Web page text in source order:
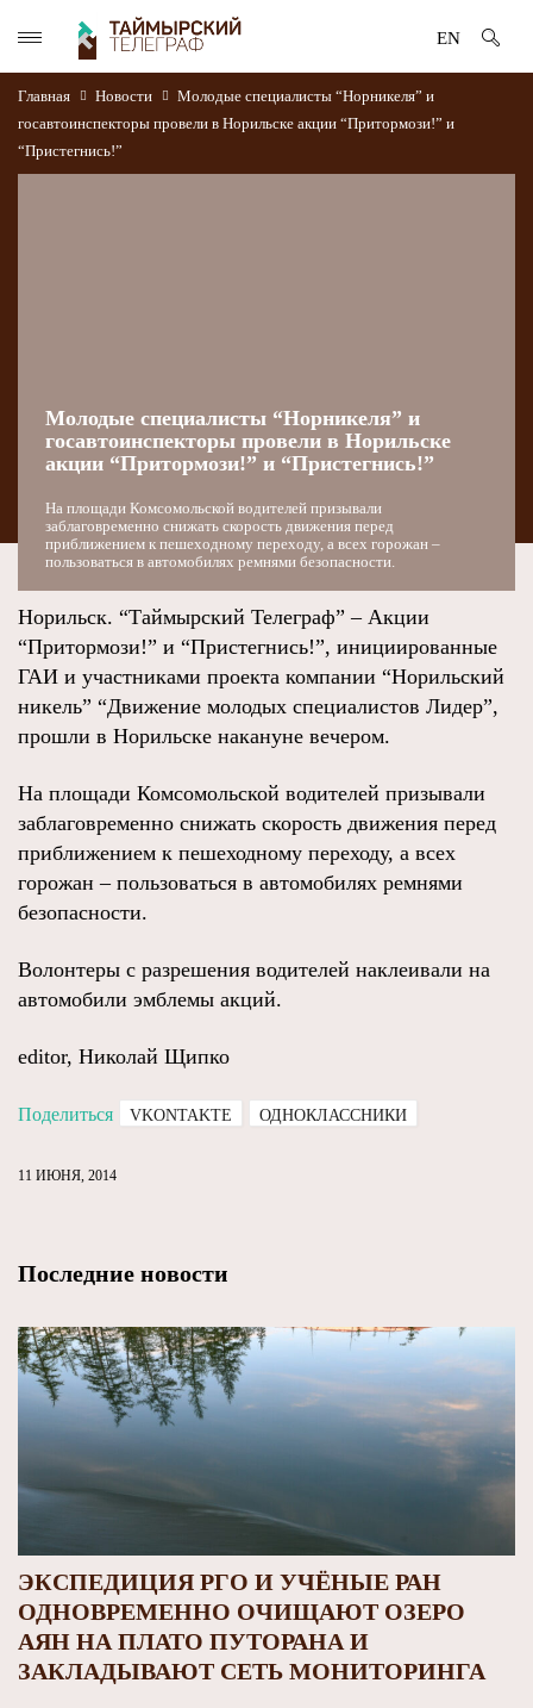
EN
Главная Новости
Молодые специалисты “Норникеля” и
госавтоинспекторы провели в Норильске акции “Притормози!” и
“Пристегнись!”
Молодые специалисты “Норникеля” и
госавтоинспекторы провели в Норильске
акции “Притормози!” и “Пристегнись!”
На площади Комсомольской водителей призывали
заблаговременно снижать скорость движения перед
приближением к пешеходному переходу, а всех горожан –
пользоваться в автомобилях ремнями безопасности.
Норильск. “Таймырский Телеграф” – Акции
“Притормози!” и “Пристегнись!”, инициированные
ГАИ и участниками проекта компании “Норильский
никель” “Движение молодых специалистов Лидер”,
прошли в Норильске накануне вечером.
На площади Комсомольской водителей призывали
заблаговременно снижать скорость движения перед
приближением к пешеходному переходу, а всех
горожан – пользоваться в автомобилях ремнями
безопасности.
Волонтеры с разрешения водителей наклеивали на
автомобили эмблемы акций.
editor, Николай Щипко
Поделиться VKONTAKTE ОДНОКЛАССНИКИ
11 ИЮНЯ, 2014
Последние новости
ЭКСПЕДИЦИЯ РГО И УЧЁНЫЕ РАН
ОДНОВРЕМЕННО ОЧИЩАЮТ ОЗЕРО
АЯН НА ПЛАТО ПУТОРАНА И
ЗАКЛАДЫВАЮТ СЕТЬ МОНИТОРИНГА